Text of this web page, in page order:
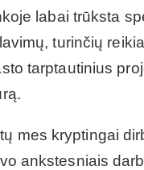
labai trūksta
turinčių
tarptautinius
mes kryptingai
ankstesniais